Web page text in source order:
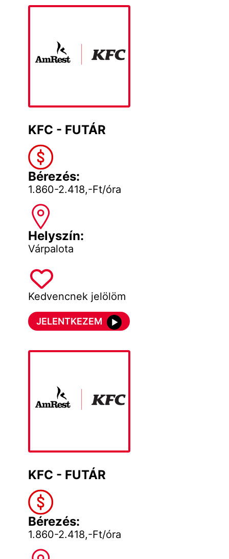
KFC - FUTÁR
Bérezés:
1.860-2.418,-Ft/óra
Helyszín:
Várpalota
Kedvencnek jelölöm
JELENTKEZEM
KFC - FUTÁR
Bérezés:
1.860-2.418,-Ft/óra